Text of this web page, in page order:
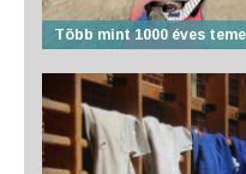
Több mint 1000 éves